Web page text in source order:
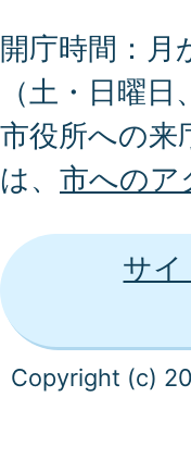
開庁時間：月
（土・日曜
市役所への来
は、 市へのア
サ
Copyright (c)